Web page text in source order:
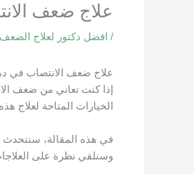
علاج ضعف
/ افضل دكتور لعلاج
علاج ضعف الانتصاب في
إذا كنت تعاني من ضعف
الخيارات المتاحة لعلاج
في هذه المقالة، سنتحدث
وسنلقي نظرة على